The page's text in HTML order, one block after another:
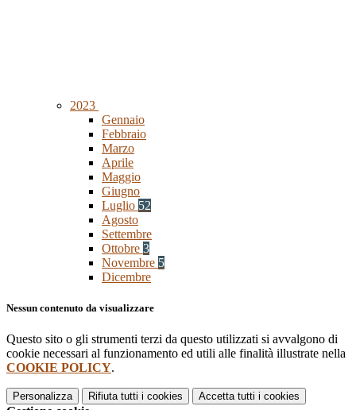
2023
Gennaio
Febbraio
Marzo
Aprile
Maggio
Giugno
Luglio 52
Agosto
Settembre
Ottobre 3
Novembre 5
Dicembre
Nessun contenuto da visualizzare
Questo sito o gli strumenti terzi da questo utilizzati si avvalgono di
cookie necessari al funzionamento ed utili alle finalità illustrate nella
COOKIE POLICY.
Personalizza Rifiuta tutti i cookies Accetta tutti i cookies